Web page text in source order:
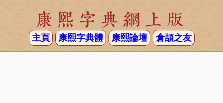
康熙字典網上版
主頁 康熙字典體 康熙論壇 倉頡之友